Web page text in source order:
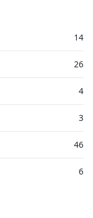
14
26
4
3
46
6